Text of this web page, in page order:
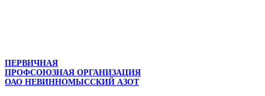
ПЕРВИЧНАЯ
ПРОФСОЮЗНАЯ ОРГАНИЗАЦИЯ
ОАО НЕВИННОМЫССКИЙ АЗОТ